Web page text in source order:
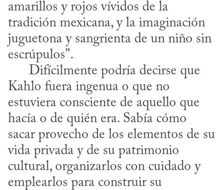
amarillos y rojos vívidos de la
tradición mexicana, y la imaginación
juguetona y sangrienta de un niño sin
escrúpulos”.
Kahlo fuera ingenua o que no
estuviera consciente de aquello que
hacía o de quién era. Sabía cómo
sacar provecho de los elementos de su
vida privada y de su patrimonio
cultural, organizarlos con cuidado y
emplearlos para construir su